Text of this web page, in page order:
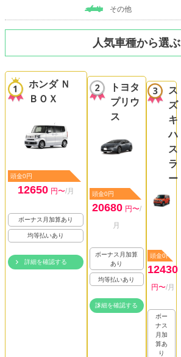
その他
人気車種から選ぶ
ホンダ Ｎ
ＢＯＸ
頭金0円
12650 円〜/月
ボーナス月加算あり
均等払いあり
詳細を確認する
トヨタ
プリウ
ス
頭金0円
20680 円〜/
月
ボーナス月加算
あり
均等払いあり
詳細を確認する
ス
ズ
キ
ハ
ス
ラ
ー
頭金0円
12430
円〜/月
ボー
ナス
月加
算あ
り